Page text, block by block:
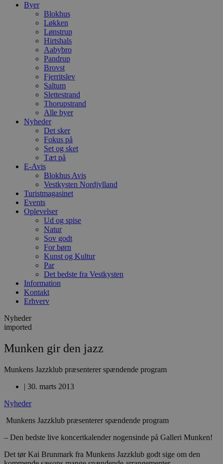
Byer
Blokhus
Løkken
Lønstrup
Hirtshals
Aabybro
Pandrup
Brovst
Fjerritslev
Saltum
Slettestrand
Thorupstrand
Alle byer
Nyheder
Det sker
Fokus på
Set og sket
Tæt på
E-Avis
Blokhus Avis
Vestkysten Nordjylland
Turistmagasinet
Events
Oplevelser
Ud og spise
Natur
Sov godt
For børn
Kunst og Kultur
Par
Det bedste fra Vestkysten
Information
Kontakt
Erhverv
Nyheder
imported
Munken gir den jazz
Munkens Jazzklub præsenterer spændende program
| 30. marts 2013
Nyheder
Munkens Jazzklub præsenterer spændende program
– Den bedste live koncertkalender nogensinde på Galleri Munken!
Det tør Kai Brunmark fra Munkens Jazzklub godt sige om den